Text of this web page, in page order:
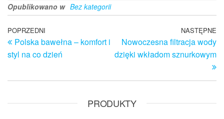
Opublikowano w Bez kategorii
Nawigacja
wpisu
Poprzedni
wpis
POPRZEDNI
Polska bawełna – komfort i
styl na co dzień
NASTĘPNE
Nowoczesna filtracja wody
dzięki wkładom sznurkowym
PRODUKTY